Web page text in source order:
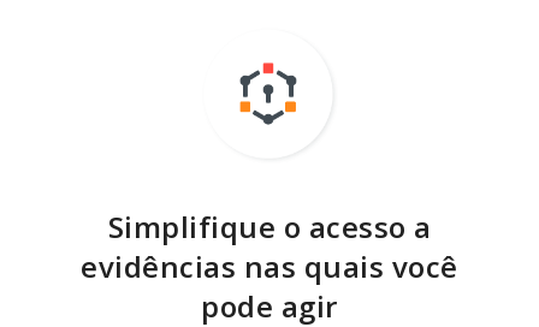
Simplifique o acesso a
evidências nas quais você
pode agir